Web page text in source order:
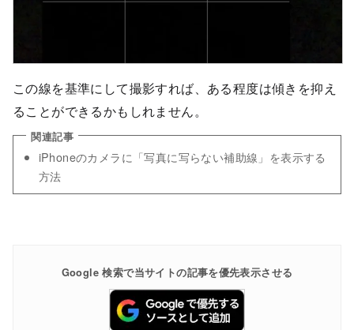
この線を基準にして撮影すれば、ある程度は傾きを抑え
ることができるかもしれません。
iPhoneのカメラに「写真に写らない補助線」を表示する
方法
Google 検索で当サイトの記事を優先表示させる